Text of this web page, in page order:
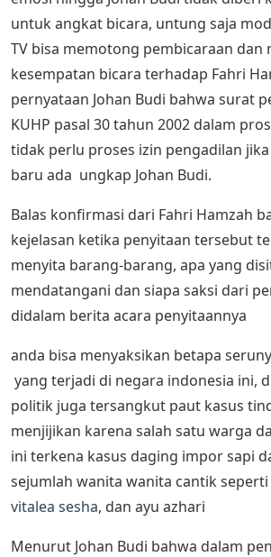
untuk angkat bicara, untung saja
TV bisa memotong pembicaraan dan
kesempatan bicara terhadap Fahri
pernyataan Johan Budi bahwa surat
KUHP pasal 30 tahun 2002 dalam
tidak perlu proses izin pengadilan
baru ada ungkap Johan Budi.
Balas konfirmasi dari Fahri Hamzah
kejelasan ketika penyitaan tersebut
menyita barang-barang, apa yang
mendatangani dan siapa saksi dari
didalam berita acara penyitaannya
anda bisa menyaksikan betapa
yang terjadi di negara indonesia ini,
politik juga tersangkut paut kasus
menjijikan karena salah satu warga
ini terkena kasus daging impor sapi
sejumlah wanita wanita cantik
vitalea sesha, dan ayu azhari
Menurut Johan Budi bahwa dalam